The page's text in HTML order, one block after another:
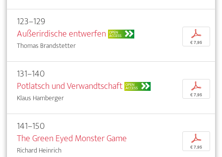
123–129
Außerirdische entwerfen OPEN
ACCESS
Thomas Brandstetter
p
€ 7,95
131–140
Potlatsch und Verwandtschaft OPEN
ACCESS
Klaus Hamberger
p
€ 7,95
141–150
The Green Eyed Monster Game
Richard Heinrich
p
€ 7,95